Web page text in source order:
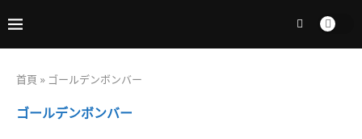
首頁 » ゴールデンボンバー
ゴールデンボンバー